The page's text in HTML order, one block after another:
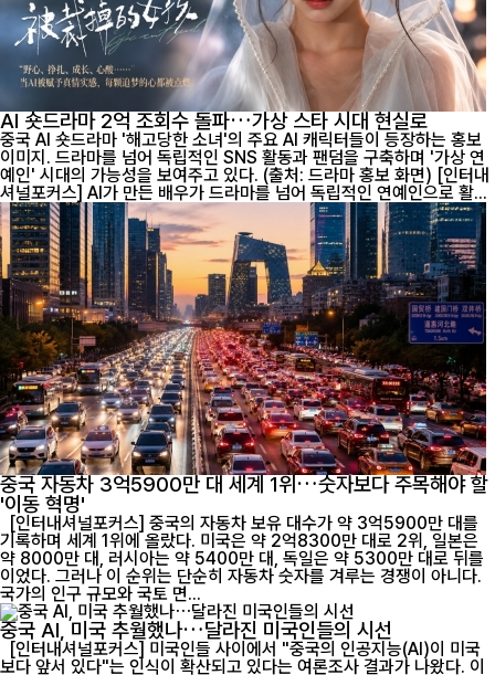
AI 숏드라마 2억 조회수 돌파…가상 스타 시대 현실로
중국 AI 숏드라마 '해고당한 소녀'의 주요 AI 캐릭터들이 등장하는 홍보
이미지. 드라마를 넘어 독립적인 SNS 활동과 팬덤을 구축하며 '가상 연
예인' 시대의 가능성을 보여주고 있다. (출처: 드라마 홍보 화면) [인터내
셔널포커스] AI가 만든 배우가 드라마를 넘어 독립적인 연예인으로 활...
중국 자동차 3억5900만 대 세계 1위…숫자보다 주목해야 할
'이동 혁명'
[인터내셔널포커스] 중국의 자동차 보유 대수가 약 3억5900만 대를
기록하며 세계 1위에 올랐다. 미국은 약 2억8300만 대로 2위, 일본은
약 8000만 대, 러시아는 약 5400만 대, 독일은 약 5300만 대로 뒤를
이었다. 그러나 이 순위는 단순히 자동차 숫자를 겨루는 경쟁이 아니다.
국가의 인구 규모와 국토 면...
중국 AI, 미국 추월했나…달라진 미국인들의 시선
[인터내셔널포커스] 미국인들 사이에서 "중국의 인공지능(AI)이 미국
보다 앞서 있다"는 인식이 확산되고 있다는 여론조사 결과가 나왔다. 이